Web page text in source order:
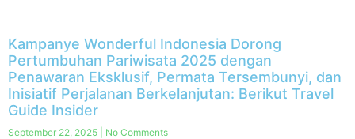
Kampanye Wonderful Indonesia Dorong
Pertumbuhan Pariwisata 2025 dengan
Penawaran Eksklusif, Permata Tersembunyi, dan
Inisiatif Perjalanan Berkelanjutan: Berikut Travel
Guide Insider
September 22, 2025 No Comments